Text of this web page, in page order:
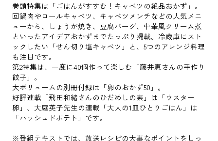
巻頭特集は「ごはんがすすむ！キャベツの絶品おかず」。
回鍋肉やロールキャベツ、キャベツメンチなどの人気メニ
ューから、しょうが焼き、豆腐バーグ、中華風クリーム煮
といったアイデアおかずまでたっぷり掲載。冷蔵庫にスト
ックしたい「せん切り塩キャベツ」と、5つのアレンジ料理
も注目です。
第2特集は、一度に40個作って楽しむ「藤井恵さんの手作り
餃子」。
大ボリュームの別冊付録は「卵のおかず50」。
好評連載「飛田和緒さんのひだめしの素」は「ウスター
卵」、大庭英子先生の連載「大人の1皿ひとりごはん」は
「ハッシュドポテト」です。
※番組テキストでは、放送レシピの大事なポイントをしっ